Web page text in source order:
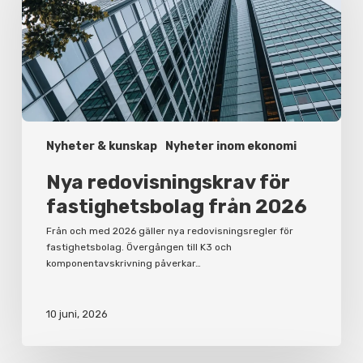
Nyheter & kunskap Nyheter inom ekonomi
från
2026
Nya redovisningskrav för
fastighetsbolag från 2026
Från och med 2026 gäller nya redovisningsregler för
fastighetsbolag. Övergången till K3 och
komponentavskrivning påverkar…
10 juni, 2026